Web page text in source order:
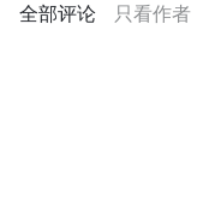
全部评论 只看作者